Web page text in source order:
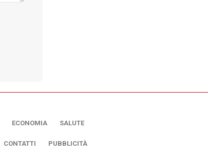
ECONOMIA SALUTE
CONTATTI PUBBLICITÀ